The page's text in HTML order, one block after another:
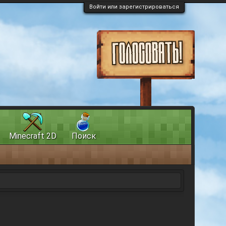
Войти или зарегистрироваться
Minecraft 2D Поиск